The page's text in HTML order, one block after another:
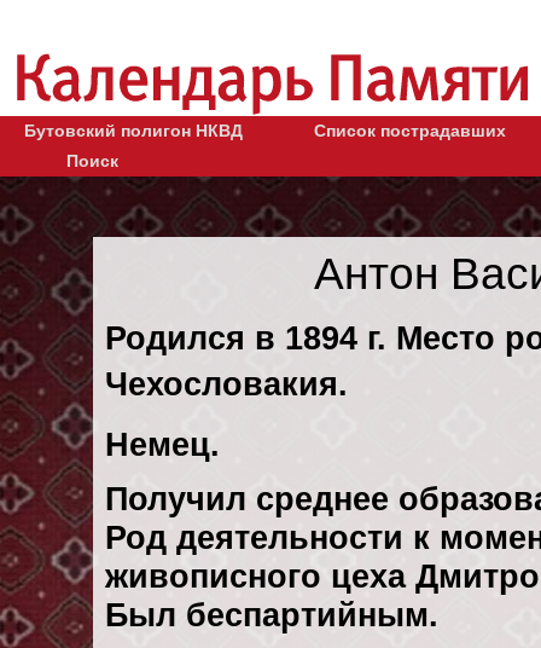
Бутовский полигон НКВД
Список пострадавших
Поиск
Антон
Родился в 1894 г. Место
Чехословакия.
Немец.
Получил среднее
Род деятельности к
живописного цеха
Был беспартийным.